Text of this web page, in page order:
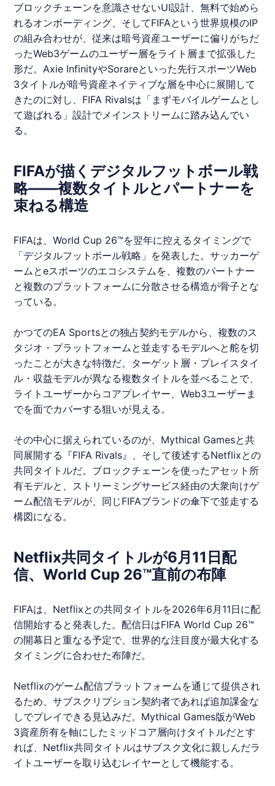
ブロックチェーンを意識させないUI設計、無料で始めら
れるオンボーディング、そしてFIFAという世界規模のIP
の組み合わせが、従来は暗号資産ユーザーに偏りがちだ
ったWeb3ゲームのユーザー層をライト層まで拡張した
形だ。Axie InfinityやSorareといった先行スポーツWeb
3タイトルが暗号資産ネイティブな層を中心に展開して
きたのに対し、FIFA Rivalsは「まずモバイルゲームとし
て遊ばれる」設計でメインストリームに踏み込んでい
る。
FIFAが描くデジタルフットボール戦
略——複数タイトルとパートナーを
束ねる構造
FIFAは、World Cup 26™を翌年に控えるタイミングで
「デジタルフットボール戦略」を発表した。サッカーゲ
ームとeスポーツのエコシステムを、複数のパートナー
と複数のプラットフォームに分散させる構造が骨子とな
っている。
かつてのEA Sportsとの独占契約モデルから、複数のス
タジオ・プラットフォームと並走するモデルへと舵を切
ったことが大きな特徴だ。ターゲット層・プレイスタイ
ル・収益モデルが異なる複数タイトルを並べることで、
ライトユーザーからコアプレイヤー、Web3ユーザーま
でを面でカバーする狙いが見える。
その中心に据えられているのが、Mythical Gamesと共
同展開する『FIFA Rivals』、そして後述するNetflixとの
共同タイトルだ。ブロックチェーンを使ったアセット所
有モデルと、ストリーミングサービス経由の大衆向けゲ
ーム配信モデルが、同じFIFAブランドの傘下で並走する
構図になる。
Netflix共同タイトルが6月11日配
信、World Cup 26™直前の布陣
FIFAは、 Netflixとの共同タイトルを2026年6月11日に配
信開始すると発表した。配信日はFIFA World Cup 26™
の開幕日と重なる予定で、世界的な注目度が最大化する
タイミングに合わせた布陣だ。
Netflixのゲーム配信プラットフォームを通じて提供され
るため、サブスクリプション契約者であれば追加課金な
しでプレイできる見込みだ。Mythical Games版がWeb
3資産所有を軸にしたミッドコア層向けタイトルだとす
れば、 Netflix共同タイトルはサブスク文化に親しんだラ
イトユーザーを取り込むレイヤーとして機能する。